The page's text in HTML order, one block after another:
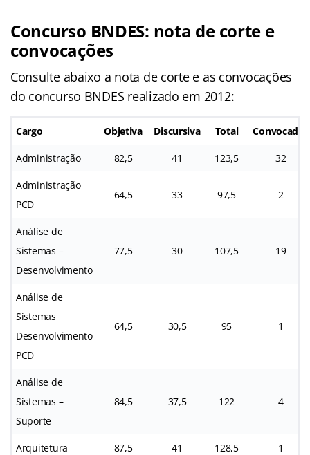
Concurso BNDES: nota de corte e
convocações
Consulte abaixo a nota de corte e as convocações
do concurso BNDES realizado em 2012:
Cargo Objetiva Discursiva Total Convocados
Administração 82,5 41 123,5 32
Administração
PCD
64,5 33 97,5 2
Análise de
Sistemas –
Desenvolvimento
77,5 30 107,5 19
Análise de
Sistemas
Desenvolvimento
PCD
64,5 30,5 95 1
Análise de
Sistemas –
Suporte
84,5 37,5 122 4
Arquitetura 87,5 41 128,5 1